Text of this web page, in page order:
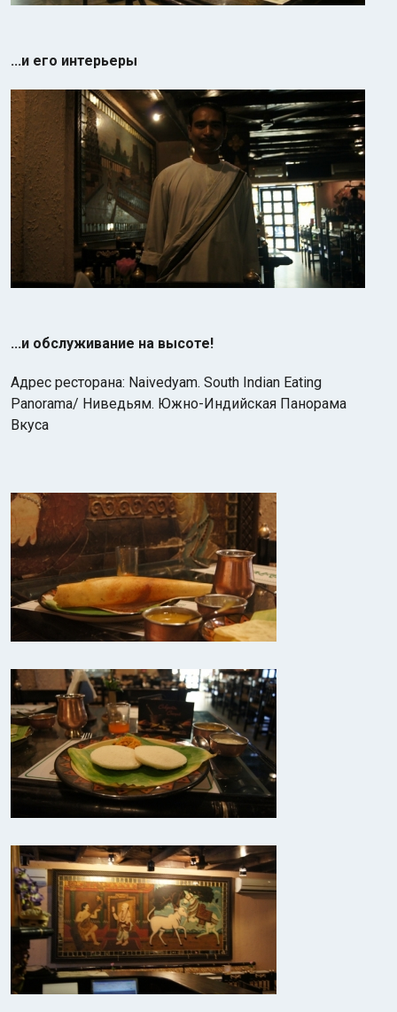
...и его интерьеры
...и обслуживание на высоте!
Адрес ресторана: Naivedyam. South Indian Eating
Panorama/ Ниведьям. Южно-Индийская Панорама
Вкуса